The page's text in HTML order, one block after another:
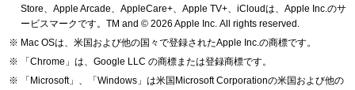
Store、Apple Arcade、AppleCare+、Apple TV+、iCloudは、Apple Inc.のサ
ービスマークです。TM and © 2026 Apple Inc. All rights reserved.
Mac OSは、米国および他の国々で登録されたApple Inc.の商標です。
「Chrome」は、Google LLC の商標または登録商標です。
「Microsoft」、「Windows」は米国Microsoft Corporationの米国および他の